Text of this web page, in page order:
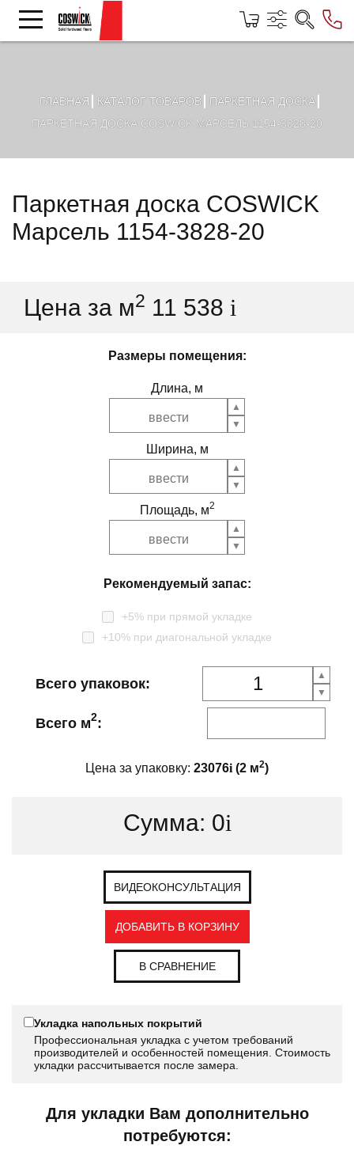
ГЛАВНАЯ КАТАЛОГ ТОВАРОВ
ПАРКЕТНАЯ ДОСКА
ПАРКЕТНАЯ ДОСКА COSWICK МАРСЕЛЬ 1154-3828-20
Паркетная доска COSWICK
Марсель 1154-3828-20
Цена за м2 11 538 i
Размеры помещения:
Длина, м
Ширина, м
Площадь, м2
Рекомендуемый запас:
+5% при прямой укладке
+10% при диагональной укладке
Всего упаковок:
Всего м2:
Цена за упаковку: 23076i (2 м2)
Сумма: 0i
ВИДЕОКОНСУЛЬТАЦИЯ
ДОБАВИТЬ В КОРЗИНУ
В СРАВНЕНИЕ
Укладка напольных покрытий
Профессиональная укладка с учетом требований
производителей и особенностей помещения. Стоимость
укладки рассчитывается после замера.
Для укладки Вам дополнительно
потребуются: